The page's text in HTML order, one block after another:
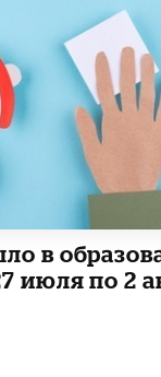
в
июля по 2